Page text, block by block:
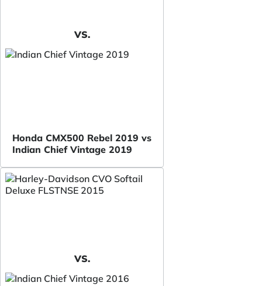
VS.
Honda CMX500 Rebel 2019 vs
Indian Chief Vintage 2019
VS.